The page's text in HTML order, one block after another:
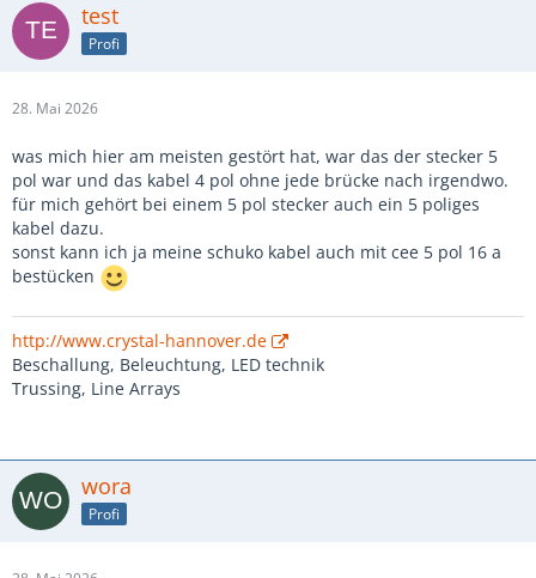
test
Profi
28. Mai 2026
was mich hier am meisten gestört hat, war das der stecker 5
pol war und das kabel 4 pol ohne jede brücke nach irgendwo.
für mich gehört bei einem 5 pol stecker auch ein 5 poliges
kabel dazu.
sonst kann ich ja meine schuko kabel auch mit cee 5 pol 16 a
bestücken
http://www.crystal-hannover.de
Beschallung, Beleuchtung, LED technik
Trussing, Line Arrays
wora
Profi